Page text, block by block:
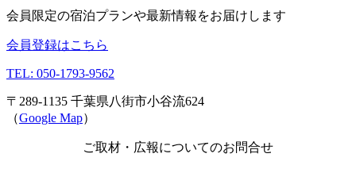
会員限定の宿泊プランや最新情報をお届けします
会員登録はこちら
TEL: 050-1793-9562
〒289-1135 千葉県八街市小谷流624
（Google Map）
ご取材・広報についてのお問合せ